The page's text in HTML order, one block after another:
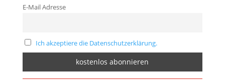
E-Mail Adresse
Ich akzeptiere die Datenschutzerklärung.